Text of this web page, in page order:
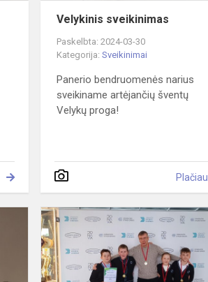
Velykinis sveikinimas
Paskelbta: 2024-03-30
Kategorija:Sveikinimai
Panerio bendruomenės narius
sveikiname artėjančių šventų
Velykų proga!
Plačiau
Gudručių
šalyje